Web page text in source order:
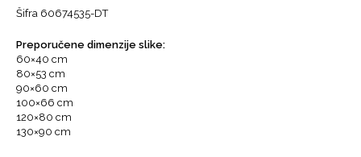
prekrasnoj
s
ogromnim
mjesecom
na
nebu
količina
Šifra 60674535-DT
Preporučene dimenzije slike:
60×40 cm
80×53 cm
90×60 cm
100×66 cm
120×80 cm
130×90 cm